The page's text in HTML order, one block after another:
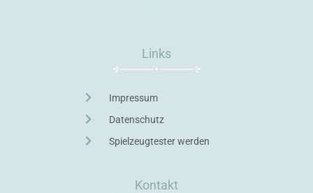
Links
Impressum
Datenschutz
Spielzeugtester werden
Kontakt